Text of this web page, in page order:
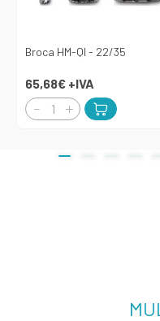
Broca HM-QI - 22/35
65,68€ +IVA